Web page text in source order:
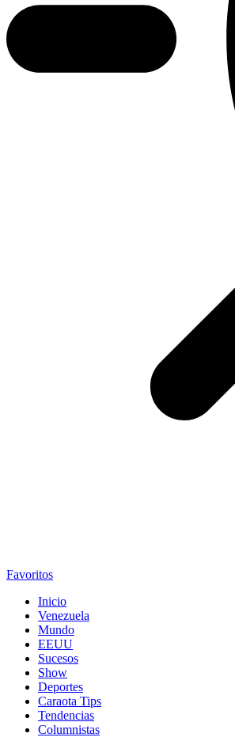
Favoritos
Inicio
Venezuela
Mundo
EEUU
Sucesos
Show
Deportes
Caraota Tips
Tendencias
Columnistas